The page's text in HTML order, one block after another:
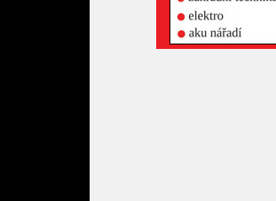
Prosinec 2020
Listopad 2020